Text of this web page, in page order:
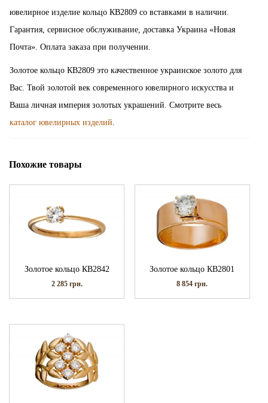
ювелирное изделие кольцо КВ2809 со вставками в наличии.
Гарантия, сервисное обслуживание, доставка Украина «Новая
Почта». Оплата заказа при получении.
Золотое кольцо КВ2809 это качественное украинское золото для
Вас. Твой золотой век современного ювелирного искусства и
Ваша личная империя золотых украшений. Смотрите весь
каталог ювелирных изделий
Похожие товары
Золотое кольцо КВ2842
2 285 грн.
Золотое кольцо КВ2801
8 854грн.